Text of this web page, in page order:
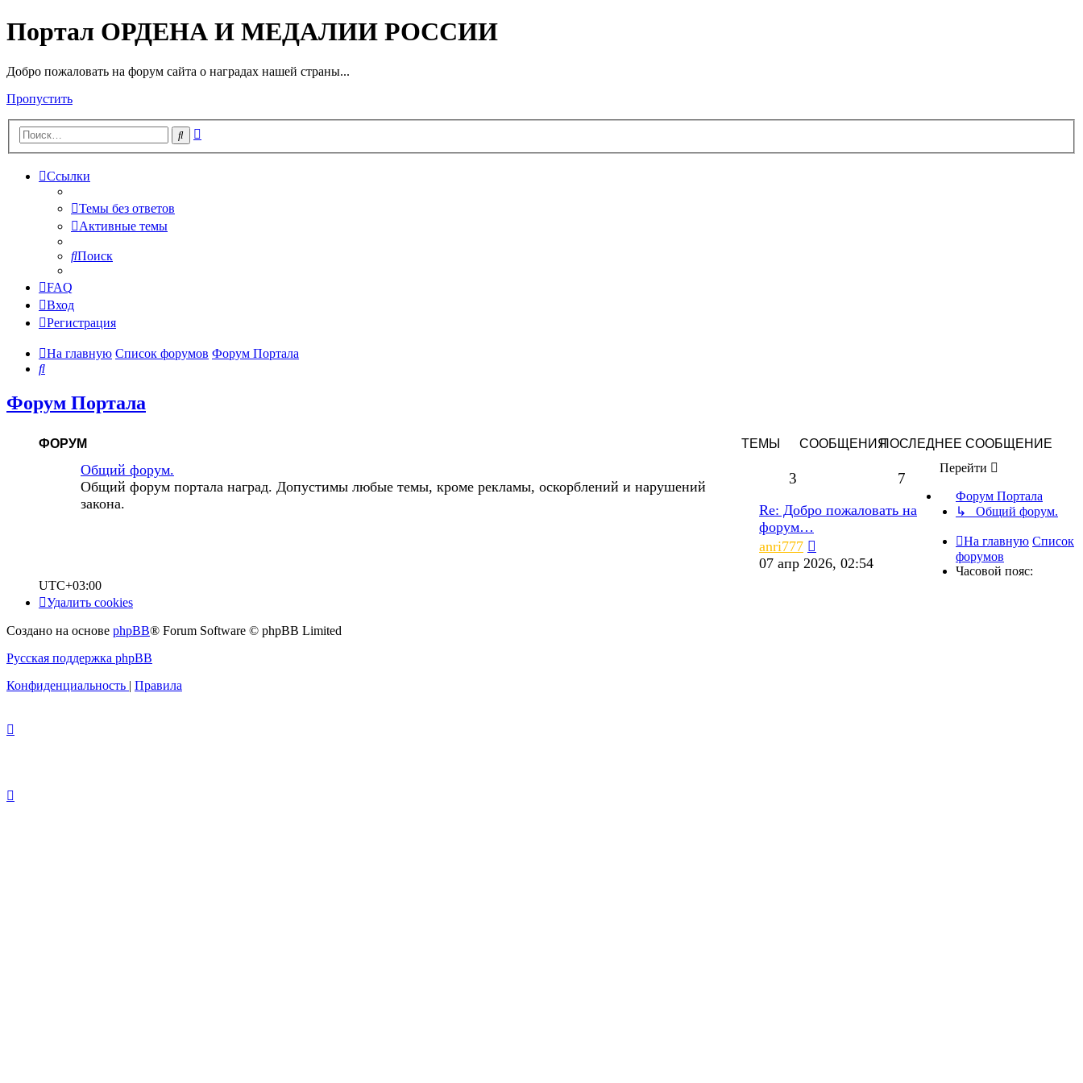
Портал ОРДЕНА И МЕДАЛИИ РОССИИ
Добро пожаловать на форум сайта о наградах нашей страны...
Пропустить
Поиск
Ссылки
Темы без ответов
Активные темы
Поиск
FAQ
Вход
Регистрация
На главную Список форумов Форум Портала
Поиск
Форум Портала
ФОРУМ ТЕМЫ СООБЩЕНИЯПОСЛЕДНЕЕ СООБЩЕНИЕ
Общий форум.
Общий форум портала наград. Допустимы любые темы, кроме рекламы, оскорблений и нарушений
закона.
3 7
Re: Добро пожаловать на
форум…
anri777
к
07 апр 2026, 02:54
Перейти
Форум Портала
↳ Общий форум.
На главную Список
форумов
Часовой пояс:
UTC+03:00
Удалить cookies
Создано на основе phpBB® Forum Software © phpBB Limited
Русская поддержка phpBB
Конфиденциальность | Правила